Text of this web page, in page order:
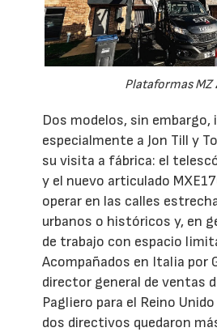
Plataformas MZ
Dos modelos, sin embargo,
especialmente a Jon Till y
su visita a fábrica: el
y el nuevo articulado
operar en las calles
urbanos o históricos y, en
de trabajo con espacio
Acompañados en Italia por
director general de ventas
Pagliero para el Reino
dos directivos quedaron